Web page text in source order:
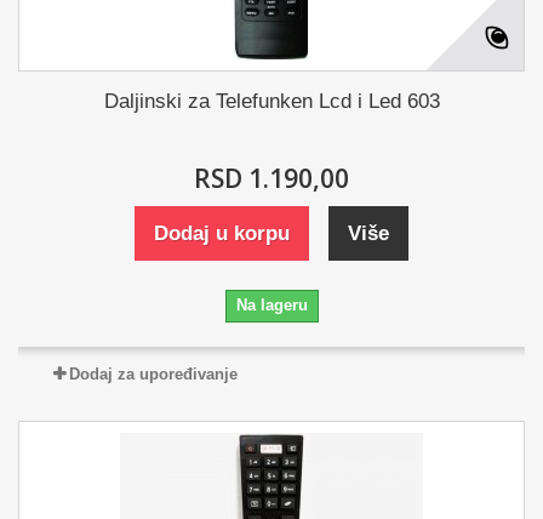
Daljinski za Telefunken Lcd i Led 603
RSD 1.190,00
Dodaj u korpu Više
Na lageru
Dodaj za upoređivanje